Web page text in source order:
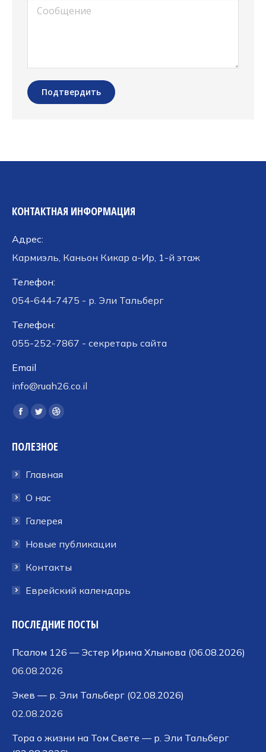
Сообщение
Подтвердить
КОНТАКТНАЯ ИНФОРМАЦИЯ
Адрес:
Кармиэль, Каньон Кикар а-Ир, 1-й этаж
Телефон:
054-644-7475 - р. Эли Тальберг
Телефон:
055-252-7867 - секретарь сайта
Email
info@ruah26.co.il
Ищите нас:
Страница
открывается
новом
окне
Страница
открывается
новом
окне
Страница
открывается
новом
ПОЛЕЗНОЕ
Главная
О нас
Галерея
Новые публикации
Контакты
Еврейский календарь
ПОСЛЕДНИЕ ПОСТЫ
Псалом 126 — Эстер Ирина Хлынова (06.08.2026)
06.08.2026
Экев — р. Эли Тальберг (02.08.2026)
02.08.2026
Тора о жизни на Том Свете — р. Эли Тальберг